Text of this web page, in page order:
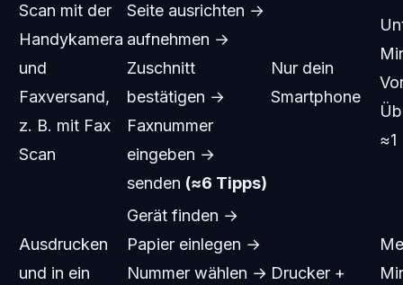
Scan mit der
Handykamera
und
Faxversand,
z. B. mit Fax
Scan
Seite ausrichten →
aufnehmen →
Zuschnitt
bestätigen →
Faxnummer
eingeben →
senden (≈6 Tipps)
Nur dein
Smartphone
≈1
Ausdrucken
und in ein
Gerät finden →
Papier einlegen →
Nummer wählen → Drucker +